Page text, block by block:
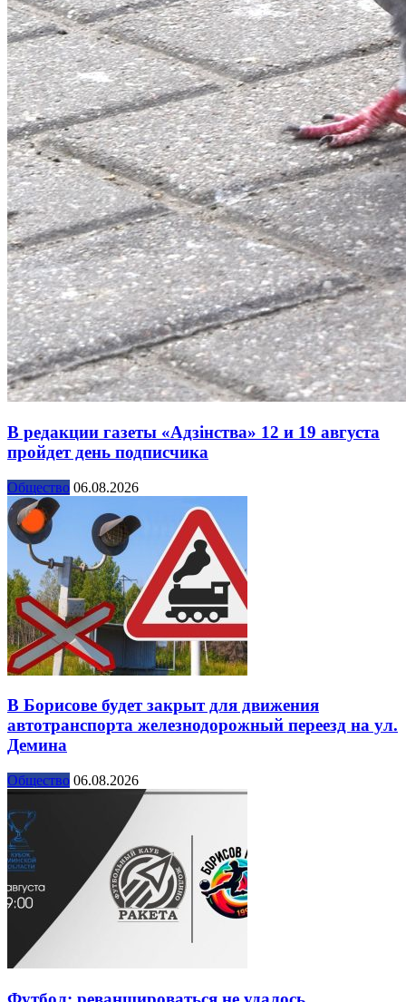
В редакции газеты «Адзінства» 12 и 19 августа
пройдет день подписчика
Общество 06.08.2026
В Борисове будет закрыт для движения
автотранспорта железнодорожный переезд на ул.
Демина
Общество 06.08.2026